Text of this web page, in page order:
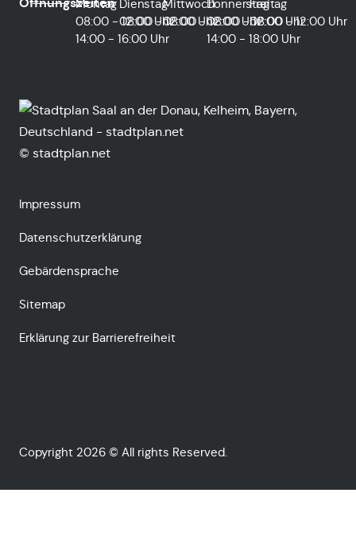
Montag
08:00 - 12:00 Uhr
14:00 - 16:00 Uhr
Dienstag
08:00 - 12:00 Uhr
Mittwoch
08:00 - 12:00 Uhr
Donnerstag
08:00 - 12:00 Uhr
14:00 - 18:00 Uhr
Freitag
08:00 - 12:00 Uhr
© stadtplan.net
Impressum
Datenschutzerklärung
Gebärdensprache
Sitemap
Erklärung zur Barrierefreiheit
Copyright 2026 © All rights Reserved.